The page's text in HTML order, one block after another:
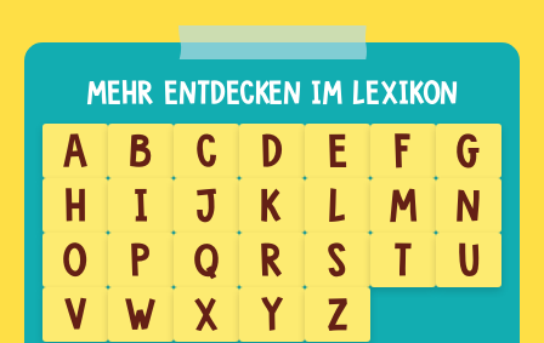
A B C D E F
G
H
I J K L M
N
O
P Q R S T
U
V
W X Y Z